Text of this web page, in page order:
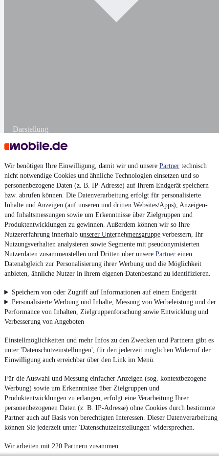
Wir benötigen Ihre Einwilligung, damit wir und unsere Partner technisch
nicht notwendige Cookies und ähnliche Technologien einsetzen und so
personenbezogene Daten (z. B. IP-Adresse) auf Ihrem Endgerät speichern
bzw. abrufen können. Die Datenverarbeitung erfolgt für personalisierte
Inhalte und Anzeigen (auf unseren und dritten Websites/Apps), Anzeigen-
und Inhaltsmessungen sowie um Erkenntnisse über Zielgruppen und
Produktentwicklungen zu gewinnen. Außerdem können wir so Ihre
Nutzererfahrung innerhalb unserer Unternehmensgruppe verbessern, Ihr
Nutzungsverhalten analysieren sowie Segmente mit pseudonymisierten
Nutzerdaten zusammenstellen und Dritten über unsere Partner einen
Datenabgleich zur Personalisierung ihrer Werbung und die Möglichkeit
anbieten, ähnliche Nutzer in ihrem eigenen Datenbestand zu identifizieren.
Speichern von oder Zugriff auf Informationen auf einem Endgerät
Personalisierte Werbung und Inhalte, Messung von Werbeleistung und der
Performance von Inhalten, Zielgruppenforschung sowie Entwicklung und
Verbesserung von Angeboten
Einstellmöglichkeiten und mehr Infos zu den Zwecken und Partnern gibt es
unter 'Datenschutzeinstellungen', für den jederzeit möglichen Widerruf der
Einwilligung auch erreichbar über den Link im Menü.
Für die Auswahl und Messung einfacher Anzeigen (sog. kontextbezogene
Werbung) sowie um Erkenntnisse über Zielgruppen und
Produktentwicklungen zu erlangen, erfolgt eine Verarbeitung Ihrer
personenbezogenen Daten (z. B. IP-Adresse) ohne Cookies durch bestimmte
Partner auch auf Basis von berechtigten Interessen. Dieser Datenverarbeitung
können Sie jederzeit unter 'Datenschutzeinstellungen' widersprechen.
Wir arbeiten mit 220 Partnern zusammen.
Darstellung